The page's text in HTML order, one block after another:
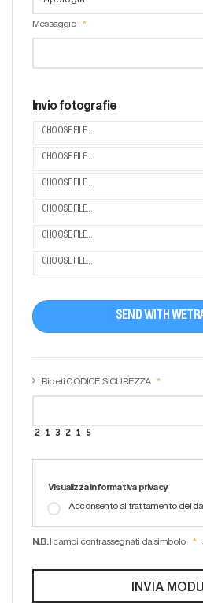
Messaggio
Invio fotografie
CHOOSE FILE...
CHOOSE FILE...
CHOOSE FILE...
CHOOSE FILE...
CHOOSE FILE...
CHOOSE FILE...
SEND WITH
Ripeti CODICE SICUREZZA
Visualizza informativa privacy
Acconsento al trattamento dei
N.B. I campi contrassegnati da simbolo